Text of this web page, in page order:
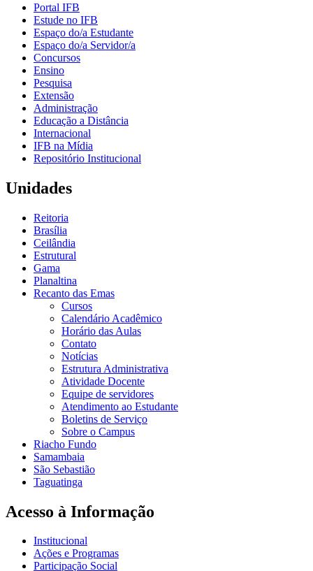
Portal IFB
Estude no IFB
Espaço do/a Estudante
Espaço do/a Servidor/a
Concursos
Ensino
Pesquisa
Extensão
Administração
Educação a Distância
Internacional
IFB na Mídia
Repositório Institucional
Unidades
Reitoria
Brasília
Ceilândia
Estrutural
Gama
Planaltina
Recanto das Emas
Cursos
Calendário Acadêmico
Horário das Aulas
Contato
Notícias
Estrutura Administrativa
Atividade Docente
Equipe de servidores
Atendimento ao Estudante
Boletins de Serviço
Sobre o Campus
Riacho Fundo
Samambaia
São Sebastião
Taguatinga
Acesso à Informação
Institucional
Ações e Programas
Participação Social